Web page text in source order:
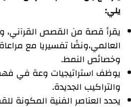
يلي:
يقرأ قصة من القصص القرآني،
العالمي،ونضًا تفسيريا مع
وخصائص النمط.
يوظف استراتيجيات وعة في
والتراكيب الجديدة.
يحدد العناصر الفنية المكونة